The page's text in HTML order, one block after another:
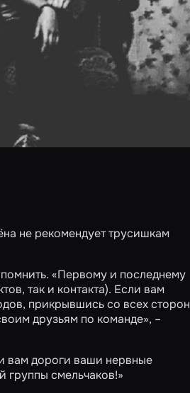
не рекомендует трусишкам
«Первому и последнему
так и контакта). Если вам
прикрывшись со всех сторон
друзьям по команде», –
вам дороги ваши нервные
группы смельчаков!»